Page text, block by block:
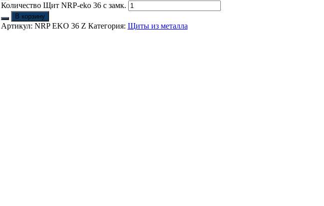
Количество Щит NRP-eko 36 с замк.
В корзину
Артикул: NRP EKO 36 Z Категория: Щиты из металла